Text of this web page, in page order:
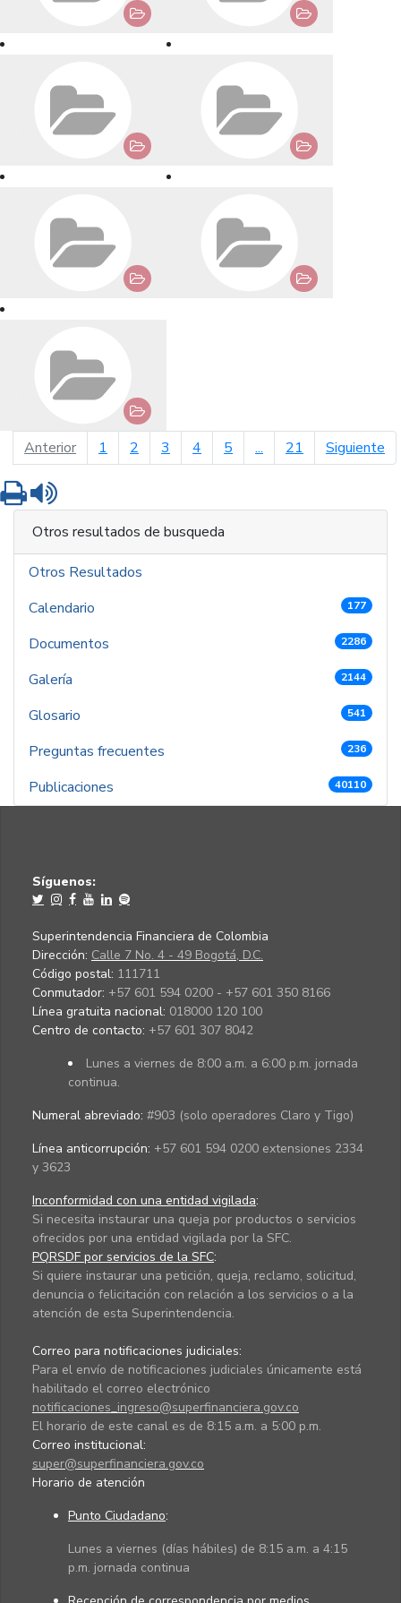
Anteriorpágina anterior
1 2 3 4 5 ... 21 Siguiente
Imprimir
Otros resultados de busqueda
Otros Resultados
Calendario
177
Documentos 2286
Galería 2144
Glosario 541
Preguntas frecuentes 236
Publicaciones 40110
Síguenos:
Superintendencia Financiera de Colombia
Dirección: Calle 7 No. 4 - 49 Bogotá, D.C.
Código postal: 111711
Conmutador: +57 601 594 0200 - +57 601 350 8166
Línea gratuita nacional: 018000 120 100
Centro de contacto: +57 601 307 8042
Lunes a viernes de 8:00 a.m. a 6:00 p.m. jornada
continua.
Numeral abreviado: #903 (solo operadores Claro y Tigo)
Línea anticorrupción: +57 601 594 0200 extensiones 2334
y 3623
Inconformidad con una entidad vigilada:
Si necesita instaurar una queja por productos o servicios
ofrecidos por una entidad vigilada por la SFC.
PQRSDF por servicios de la SFC:
Si quiere instaurar una petición, queja, reclamo, solicitud,
denuncia o felicitación con relación a los servicios o a la
atención de esta Superintendencia.
Correo para notificaciones judiciales:
Para el envío de notificaciones judiciales únicamente está
habilitado el correo electrónico
notificaciones_ingreso@superfinanciera.gov.co
El horario de este canal es de 8:15 a.m. a 5:00 p.m.
Correo institucional:
super@superfinanciera.gov.co
Horario de atención
Punto Ciudadano:
Lunes a viernes (días hábiles) de 8:15 a.m. a 4:15
p.m. jornada continua